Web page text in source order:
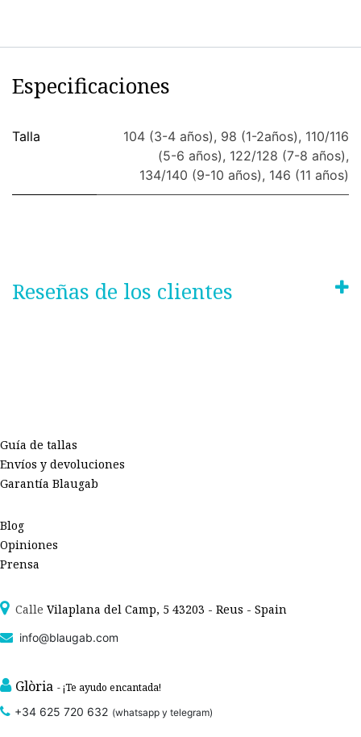
Especificaciones
Talla 104 (3-4 años), 98 (1-2años), 110/116
(5-6 años), 122/128 (7-8 años),
134/140 (9-10 años), 146 (11 años)
Reseñas de los clientes
Guía de tallas
Envíos y devoluciones
Garantía Blaugab
Blog
Opiniones
Prensa
Calle Vilaplana del Camp, 5 43203 - Reus - Spain
info@blaugab.com
Glòria - ¡Te ayudo encantada!
+34 625 720 632 (whatsapp y telegram)